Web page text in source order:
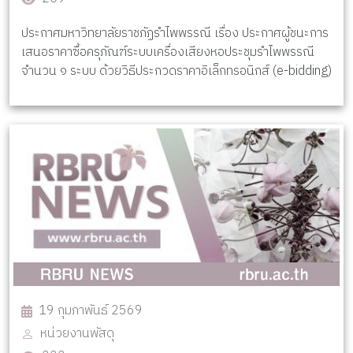
ประกาศมหาวิทยาลัยราชภัฏรำไพพรรณี เรื่อง ประกาศผู้ชนะการ
เสนอราคาซื้อครุภัณฑ์ระบบเครื่องเสียงหอประชุมรำไพพรรณี
จำนวน ๑ ระบบ ด้วยวิธีประกวดราคาอิเล็กทรอนิกส์ (e-bidding)
19 กุมภาพันธ์ 2569
หน่วยงานพัสดุ